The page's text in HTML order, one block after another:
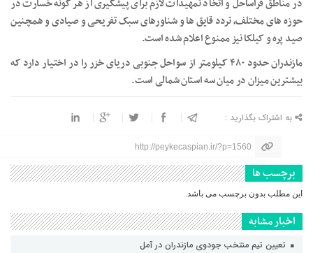
در مناطق فراساحل و اتخاذ تمهیدات لازم برای پیشگیری از هر گونه خسارت در
حوزه های مختلف، تردد قایق ها و شناورهای سبک تفریحی و صیادی و همچنین
صید پره و کیلکا نیز ممنوع اعلام شده است.
مازندران حدود ۴۸۰ کیلومتر از سواحل جنوبی دریای خزر را در اختیار دارد که
بیشترین میزان در میان سه استان شمالی است.
به اشتراک بگذارید :
http://peykecaspian.ir/?p=1560
برچسب ها
این مطلب بدون برچسب می باشد.
اخبار مشابه
تعیین تیم منتخب جودوی مازندران در آمل